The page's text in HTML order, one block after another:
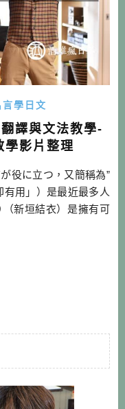
言學日文
譯與文法教學-
學影片整理
役に立つ，又簡稱為”
有用」）是最近最多人
新垣結衣）是擁有可
合理主義行事，也就